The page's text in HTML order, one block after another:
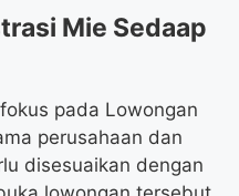
Mie Sedaap
pada Lowongan
perusahaan dan
disesuaikan dengan